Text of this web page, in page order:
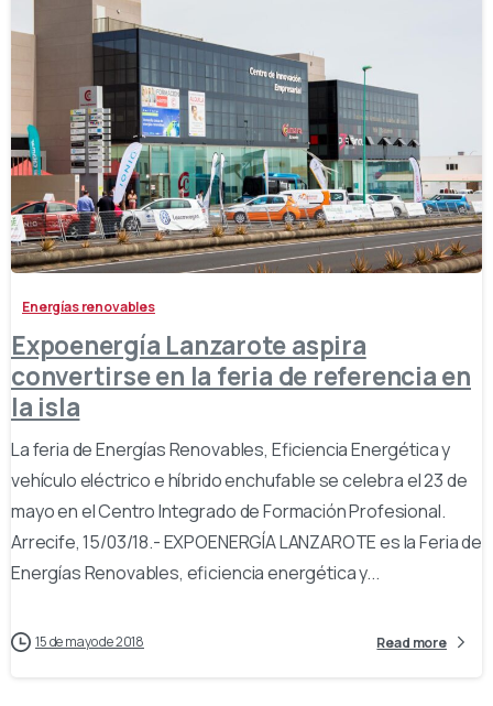
-
Energías renovables
Expoenergía Lanzarote aspira
convertirse en la feria de referencia en
la isla
La feria de Energías Renovables, Eficiencia Energética y
vehículo eléctrico e híbrido enchufable se celebra el 23 de
mayo en el Centro Integrado de Formación Profesional.
Arrecife, 15/03/18.- EXPOENERGÍA LANZAROTE es la Feria de
Energías Renovables, eficiencia energética y...
15 de mayo de 2018 Read more